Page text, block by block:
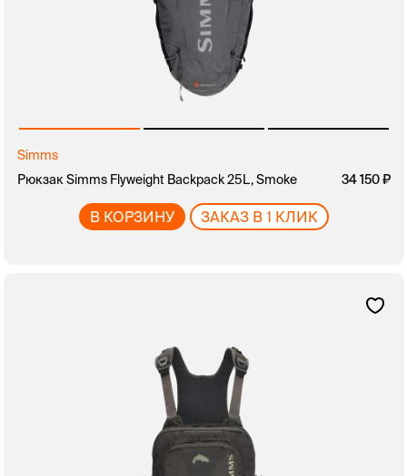
Simms
Рюкзак Simms Flyweight Backpack 25L, Smoke
34 150
В КОРЗИНУ ЗАКАЗ В 1 КЛИК